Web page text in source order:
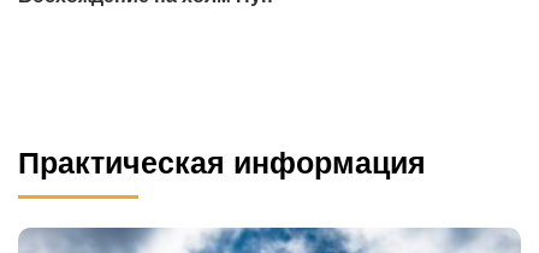
Практическая информация